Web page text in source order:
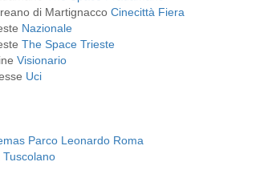
di Martignacco Cinecittà Fiera
Nazionale
The Space Trieste
Visionario
Uci
Parco Leonardo Roma
Tuscolano